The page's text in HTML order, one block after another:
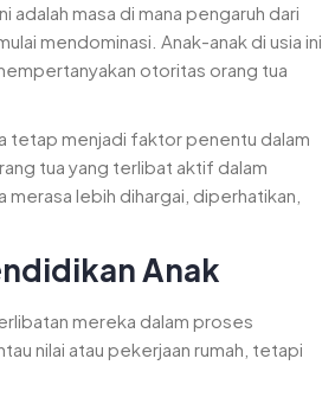
adalah masa di mana pengaruh dari
mendominasi. Anak-anak di usia ini
otoritas orang tua
tetap menjadi faktor penentu dalam
tua yang terlibat aktif dalam
lebih dihargai, diperhatikan,
Anak
mereka dalam proses
nilai atau pekerjaan rumah, tetapi